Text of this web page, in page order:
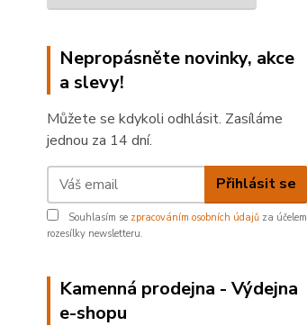
Nepropásněte novinky, akce
a slevy!
Můžete se kdykoli odhlásit. Zasíláme
jednou za 14 dní.
Přihlásit se
Souhlasím se zpracováním osobních údajů za účelem
rozesílky newsletteru.
Kamenná prodejna - Výdejna
e-shopu